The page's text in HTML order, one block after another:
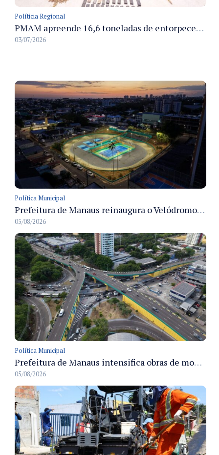
Políticia Regional
PMAM apreende 16,6 toneladas de entorpecentes e registra aumento nas prisões em flagrante e nas capturas de foragidos no primeiro semestre de 2026
03/07/2026
Política Municipal
Prefeitura de Manaus reinaugura o Velódromo Professora Alzira Campos e entrega espaço esportivo totalmente revitalizado
05/08/2026
Política Municipal
Prefeitura de Manaus intensifica obras de modernização no viaduto Miguel Arraes para ampliar segurança e acessibilidade na região
05/08/2026